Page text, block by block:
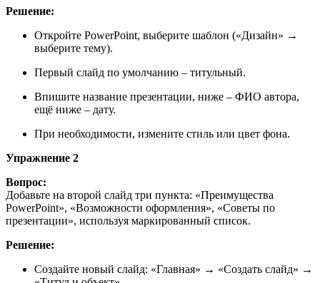
Решение:
Откройте PowerPoint, выберите шаблон («Дизайн» →
выберите тему).
Первый слайд по умолчанию – титульный.
Впишите название презентации, ниже – ФИО автора,
ещё ниже – дату.
При необходимости, измените стиль или цвет фона.
Упражнение 2
Вопрос:
Добавьте на второй слайд три пункта: «Преимущества
PowerPoint», «Возможности оформления», «Советы по
презентации», используя маркированный список.
Решение:
Создайте новый слайд: «Главная» → «Создать слайд» →